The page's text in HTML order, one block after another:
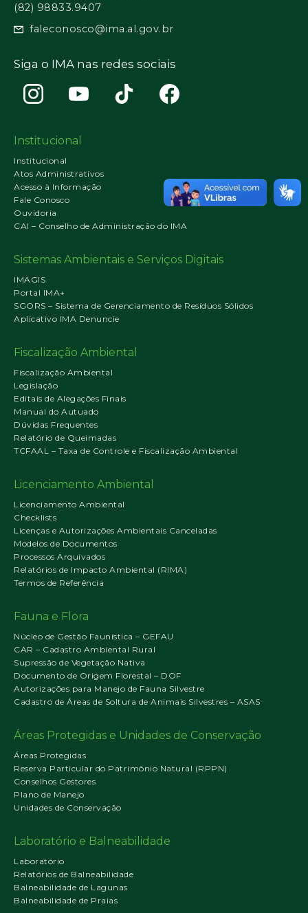
(82) 98833.9407
faleconosco@ima.al.gov.br
Siga o IMA nas redes sociais
Institucional
Institucional
Atos Administrativos
Acesso à Informação
Fale Conosco
Ouvidoria
CAI – Conselho de Administração do IMA
Sistemas Ambientais e Serviços Digitais
IMAGIS
Portal IMA+
SGORS – Sistema de Gerenciamento de Resíduos Sólidos
Aplicativo IMA Denuncie
Fiscalização Ambiental
Fiscalização Ambiental
Legislação
Editais de Alegações Finais
Manual do Autuado
Dúvidas Frequentes
Relatório de Queimadas
TCFAAL – Taxa de Controle e Fiscalização Ambiental
Licenciamento Ambiental
Licenciamento Ambiental
Checklists
Licenças e Autorizações Ambientais Canceladas
Modelos de Documentos
Processos Arquivados
Relatórios de Impacto Ambiental (RIMA)
Termos de Referência
Fauna e Flora
Núcleo de Gestão Faunística – GEFAU
CAR – Cadastro Ambiental Rural
Supressão de Vegetação Nativa
Documento de Origem Florestal – DOF
Autorizações para Manejo de Fauna Silvestre
Cadastro de Áreas de Soltura de Animais Silvestres – ASAS
Áreas Protegidas e Unidades de Conservação
Áreas Protegidas
Reserva Particular do Patrimônio Natural (RPPN)
Conselhos Gestores
Plano de Manejo
Unidades de Conservação
Laboratório e Balneabilidade
Laboratório
Relatórios de Balneabilidade
Balneabilidade de Lagunas
Balneabilidade de Praias